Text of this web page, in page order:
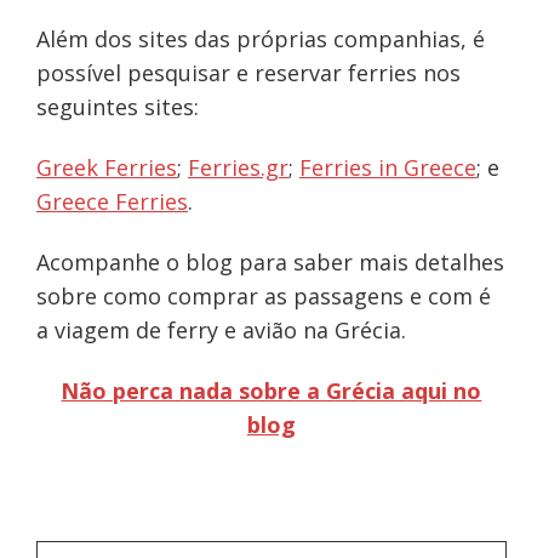
Além dos sites das próprias companhias, é
possível pesquisar e reservar ferries nos
seguintes sites:
Greek Ferries; Ferries.gr; Ferries in Greece; e
Greece Ferries.
Acompanhe o blog para saber mais detalhes
sobre como comprar as passagens e com é
a viagem de ferry e avião na Grécia.
Não perca nada sobre a Grécia aqui no
blog